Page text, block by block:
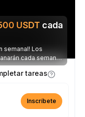
USDT cada
semanal! Los
cada semana
tareas
Inscríbete